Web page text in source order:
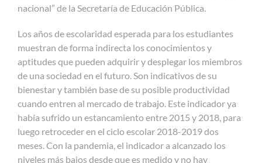
nacional” de la Secretaría de Educación Pública.
Los años de escolaridad esperada para los estudiantes
muestran de forma indirecta los conocimientos y
aptitudes que pueden adquirir y desplegar los miembros
de una sociedad en el futuro. Son indicativos de su
bienestar y también base de su posible productividad
cuando entren al mercado de trabajo. Este indicador ya
había sufrido un estancamiento entre 2015 y 2018, para
luego retroceder en el ciclo escolar 2018-2019 dos
meses. Con la pandemia, el indicador a alcanzado los
niveles más bajos desde que es medido y no hay